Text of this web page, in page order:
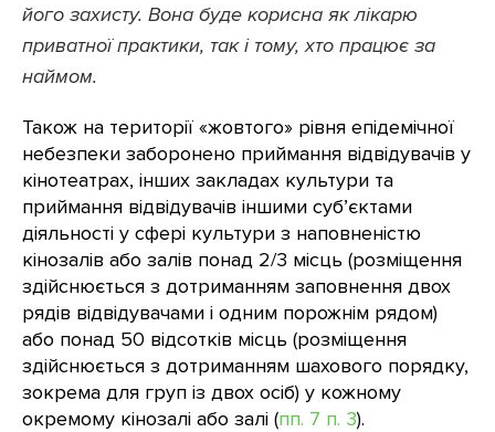
його захисту. Вона буде корисна як лікарю
приватної практики, так і тому, хто працює за
наймом.
Також на території «жовтого» рівня епідемічної
небезпеки заборонено приймання відвідувачів у
кінотеатрах, інших закладах культури та
приймання відвідувачів іншими суб’єктами
діяльності у сфері культури з наповненістю
кінозалів або залів понад 2/3 місць (розміщення
здійснюється з дотриманням заповнення двох
рядів відвідувачами і одним порожнім рядом)
або понад 50 відсотків місць (розміщення
здійснюється з дотриманням шахового порядку,
зокрема для груп із двох осіб) у кожному
окремому кінозалі або залі (пп. 7 п. 3).